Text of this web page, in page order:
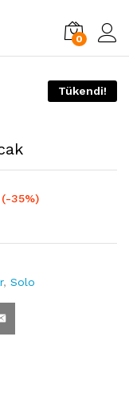
0
Tükendi!
(-35%)
, Solo